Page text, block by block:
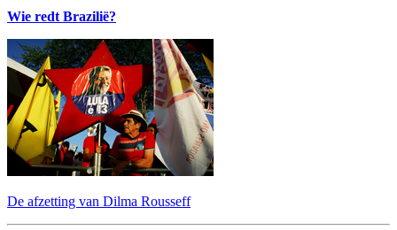
Wie redt Brazilië?
De afzetting van Dilma Rousseff